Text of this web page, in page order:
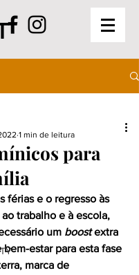
para
1 min de leitura
férias e o regresso às
trabalho e à escola,
um boost extra
estar para esta fase
marca de